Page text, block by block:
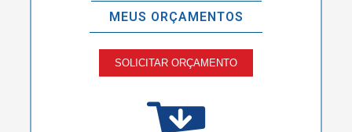
MEUS ORÇAMENTOS
SOLICITAR ORÇAMENTO